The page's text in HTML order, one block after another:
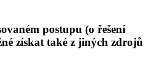
postupu (o řešení
získat také z jiných zdrojů